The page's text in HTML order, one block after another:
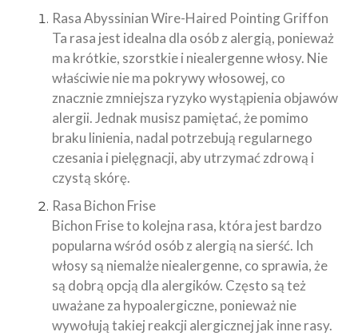
Rasa Abyssinian Wire-Haired Pointing Griffon
Ta rasa jest idealna dla osób z alergią, ponieważ
ma krótkie, szorstkie i niealergenne włosy. Nie
właściwie nie ma pokrywy włosowej, co
znacznie zmniejsza ryzyko wystąpienia objawów
alergii. Jednak musisz pamiętać, że pomimo
braku linienia, nadal potrzebują regularnego
czesania i pielęgnacji, aby utrzymać zdrową i
czystą skórę.
Rasa Bichon Frise
Bichon Frise to kolejna rasa, która jest bardzo
popularna wśród osób z alergią na sierść. Ich
włosy są niemalże niealergenne, co sprawia, że
są dobrą opcją dla alergików. Często są też
uważane za hypoalergiczne, ponieważ nie
wywołują takiej reakcji alergicznej jak inne rasy.